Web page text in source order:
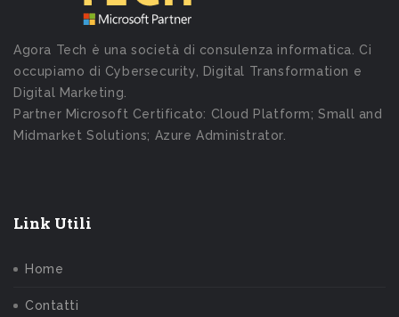
Agora Tech è una società di consulenza informatica. Ci
occupiamo di Cybersecurity, Digital Transformation e
Digital Marketing.
Partner Microsoft Certificato: Cloud Platform; Small and
Midmarket Solutions; Azure Administrator.
Link Utili
Home
Contatti